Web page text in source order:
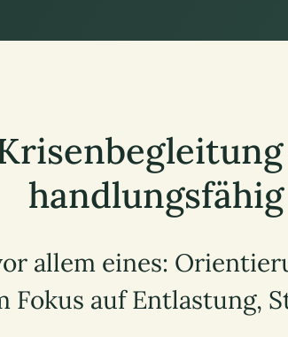
handlungsfähig
allem eines:
auf Entlastung,